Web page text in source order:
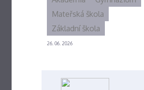
26. 06. 2026
Mateřská škola
Základní škola